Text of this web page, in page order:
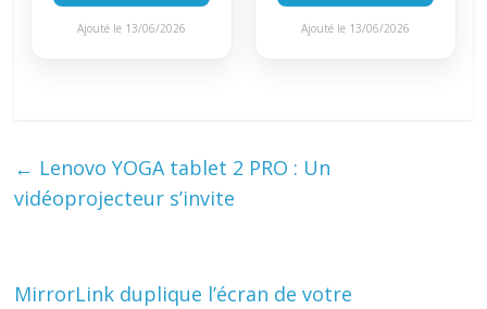
Ajouté le 13/06/2026 Ajouté le 13/06/2026
← Lenovo YOGA tablet 2 PRO : Un
vidéoprojecteur s’invite
MirrorLink duplique l’écran de votre